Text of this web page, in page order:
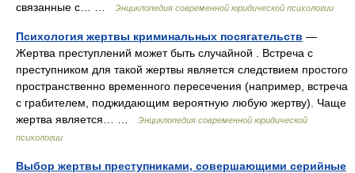
связанные с… …
Энциклопедия современной юридической психологии
Психология жертвы криминальных посягательств —
Жертва преступлений может быть случайной . Встреча с
преступником для такой жертвы является следствием простого
пространственно временного пересечения (например, встреча
с грабителем, поджидающим вероятную любую жертву). Чаще
жертва является… …
Энциклопедия современной юридической
психологии
Выбор жертвы преступниками, совершающими серийные